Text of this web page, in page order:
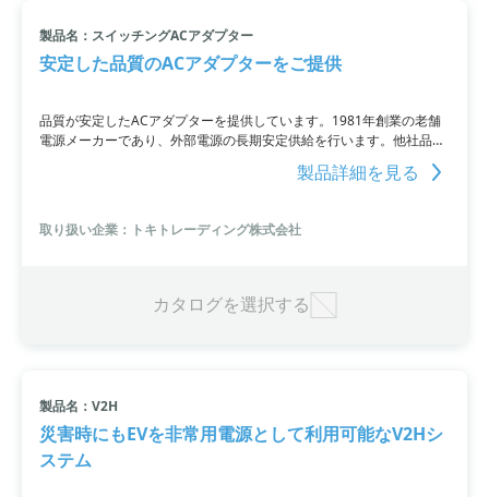
製品名：スイッチングACアダプター
安定した品質のACアダプターをご提供
品質が安定したACアダプターを提供しています。1981年創業の老舗
電源メーカーであり、外部電源の長期安定供給を行います。他社品の
不具合でお困りの方にも多数のスイッチ案件を受注しており、
IEC62368-1適合モデルやISO9001認証工場の製造環境データの提出
り、金型作成から完成品まで一貫して開発します。PSEマーク（電気
用品安全法）やIEC62368-1適合、DCプラグ接続などのご要望にも対
製品詳細を見る
取り扱い企業：トキトレーディング株式会社
カタログを選択する
製品名：V2H
災害時にもEVを非常用電源として利用可能なV2Hシ
ステム